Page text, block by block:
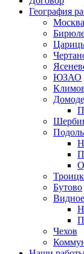
География
Москва
ЮЗАО
Троицк
Бутово
Видное
Чехов